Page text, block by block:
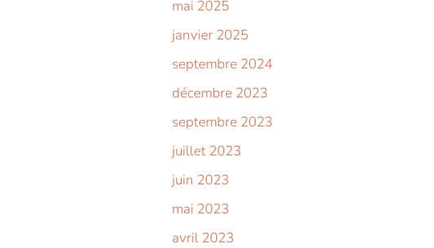
mai 2025
janvier 2025
septembre 2024
décembre 2023
septembre 2023
juillet 2023
juin 2023
mai 2023
avril 2023